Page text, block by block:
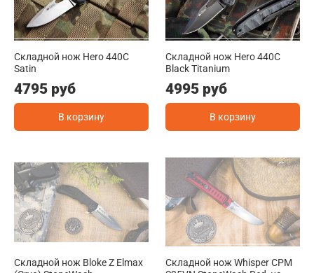
Складной нож Hero 440C
Satin
4795 руб
В корзину
Складной нож Hero 440C
Black Titanium
4995 руб
В корзину
Складной нож Bloke Z Elmax
Складной нож Whisper CPM